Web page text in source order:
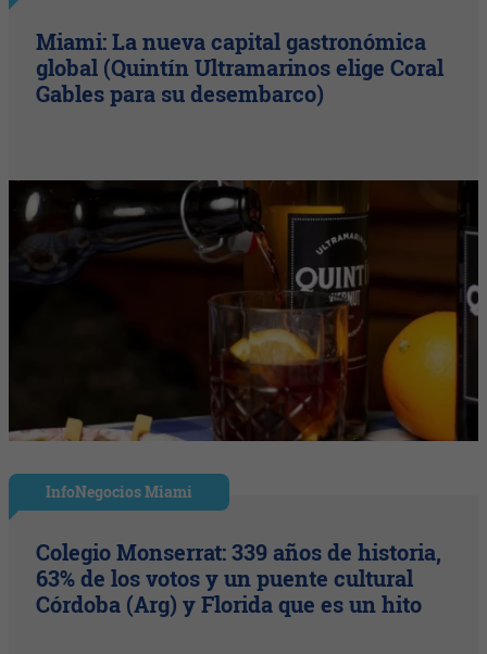
Miami: La nueva capital gastronómica
global (Quintín Ultramarinos elige Coral
Gables para su desembarco)
InfoNegocios Miami
Colegio Monserrat: 339 años de historia,
63% de los votos y un puente cultural
Córdoba (Arg) y Florida que es un hito